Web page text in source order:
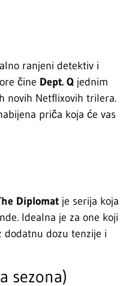
ranjeni detektiv i
čine Dept. Q jednim
novih Netflixovih trilera.
priča koja će vas
Diplomat je serija koja
Idealna je za one koji
dodatnu dozu tenzije i
sezona)